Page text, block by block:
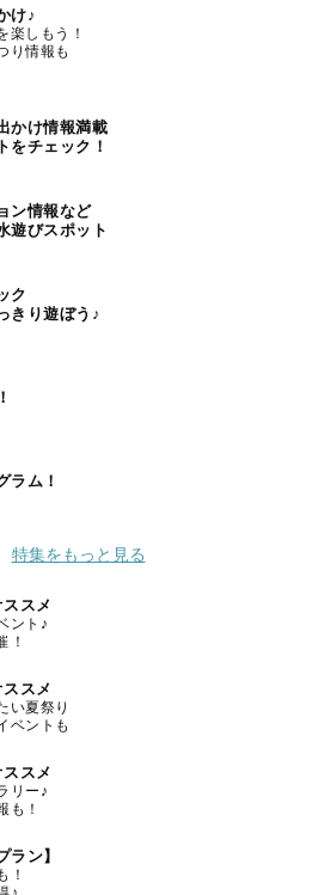
け♪
楽しもう！
り情報も
かけ情報満載
をチェック！
ン情報など
遊びスポット
ク
きり遊ぼう♪
ラム！
特集をもっと見る
スメ
ント♪
！
スメ
い夏祭り
ベントも
スメ
リー♪
も！
ラン】
！